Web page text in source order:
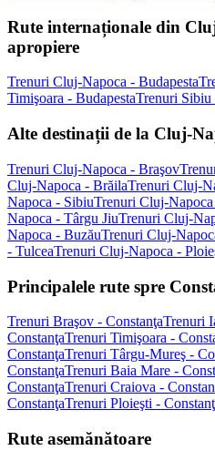
Rute internaționale din
apropiere
Trenuri Cluj-Napoca - Budapesta
Timişoara - BudapestaTrenuri Sibiu
Alte destinații de la Cluj-
Trenuri Cluj-Napoca - Braşov
Cluj-Napoca - BrăilaTrenuri Cluj-
Napoca - SibiuTrenuri Cluj-
Napoca - Târgu JiuTrenuri Cluj-
Napoca - BuzăuTrenuri Cluj-
- TulceaTrenuri Cluj-Napoca -
Principalele rute spre
Trenuri Braşov - ConstanţaTrenuri
ConstanţaTrenuri Timişoara -
ConstanţaTrenuri Târgu-Mureş -
ConstanţaTrenuri Baia Mare -
ConstanţaTrenuri Craiova -
ConstanţaTrenuri Ploieşti -
Rute asemănătoare